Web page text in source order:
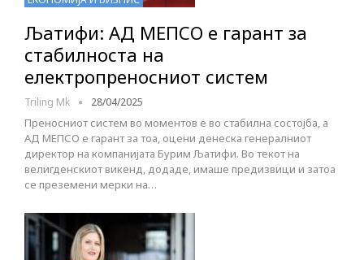
Љатифи: АД МЕПСО е гарант за
стабилноста на
електропреносниот систем
Triling Mk 28/04/2025
Преносниот систем во моментов е во стабилна состојба, а
АД МЕПСО е гарант за тоа, оцени денеска генералниот
директор на компанијата Бурим Љатифи. Во текот на
велигденскиот викенд, додаде, имаше предизвици и затоа
се преземени мерки на…